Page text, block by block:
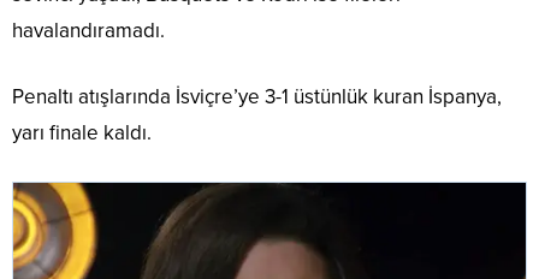
havalandıramadı.
Penaltı atışlarında İsviçre’ye 3-1 üstünlük kuran İspanya,
yarı finale kaldı.